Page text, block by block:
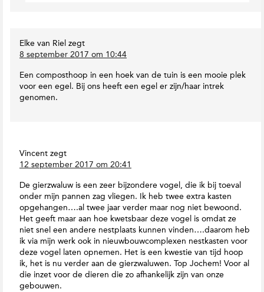
Elke van Riel zegt
8 september 2017 om 10:44
Een composthoop in een hoek van de tuin is een mooie plek
voor een egel. Bij ons heeft een egel er zijn/haar intrek
genomen.
Vincent zegt
12 september 2017 om 20:41
De gierzwaluw is een zeer bijzondere vogel, die ik bij toeval
onder mijn pannen zag vliegen. Ik heb twee extra kasten
opgehangen….al twee jaar verder maar nog niet bewoond.
Het geeft maar aan hoe kwetsbaar deze vogel is omdat ze
niet snel een andere nestplaats kunnen vinden….daarom heb
ik via mijn werk ook in nieuwbouwcomplexen nestkasten voor
deze vogel laten opnemen. Het is een kwestie van tijd hoop
ik, het is nu verder aan de gierzwaluwen. Top Jochem! Voor al
die inzet voor de dieren die zo afhankelijk zijn van onze
gebouwen.